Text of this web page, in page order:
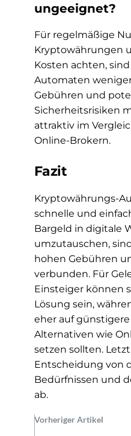
ungeeignet?
Für regelmäßige
Kryptowährungen
Kosten achten,
Automaten
Gebühren und
Sicherheitsrisiken
attraktiv im
Online-Brokern.
Fazit
Kryptowährungs-
schnelle und
Bargeld in digitale
umzutauschen,
hohen Gebühren
verbunden. Für
Einsteiger können
Lösung sein,
eher auf
Alternativen wie
setzen sollten.
Entscheidung von
Bedürfnissen und
ab.
Vorheriger Artikel